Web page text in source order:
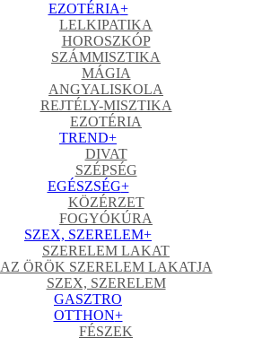
EZOTÉRIA+
LELKIPATIKA
HOROSZKÓP
SZÁMMISZTIKA
MÁGIA
ANGYALISKOLA
REJTÉLY-MISZTIKA
EZOTÉRIA
TREND+
DIVAT
SZÉPSÉG
EGÉSZSÉG+
KÖZÉRZET
FOGYÓKÚRA
SZEX, SZERELEM+
SZERELEM LAKAT
AZ ÖRÖK SZERELEM LAKATJA
SZEX, SZERELEM
GASZTRO
OTTHON+
FÉSZEK